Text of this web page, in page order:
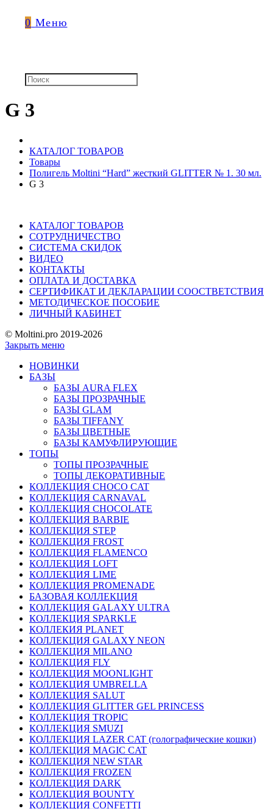
0 Меню
G 3
КАТАЛОГ ТОВАРОВ
Товары
Полигель Moltini “Hard” жесткий GLITTER № 1. 30 мл.
G 3
КАТАЛОГ ТОВАРОВ
СОТРУДНИЧЕСТВО
СИСТЕМА СКИДОК
ВИДЕО
КОНТАКТЫ
ОПЛАТА И ДОСТАВКА
СЕРТИФИКАТ И ДЕКЛАРАЦИИ СООСТВЕТСТВИЯ
МЕТОДИЧЕСКОЕ ПОСОБИЕ
ЛИЧНЫЙ КАБИНЕТ
© Moltini.pro 2019-2026
Закрыть меню
НОВИНКИ
БАЗЫ
БАЗЫ AURA FLEX
БАЗЫ ПРОЗРАЧНЫЕ
БАЗЫ GLAM
БАЗЫ TIFFANY
БАЗЫ ЦВЕТНЫЕ
БАЗЫ КАМУФЛИРУЮЩИЕ
ТОПЫ
ТОПЫ ПРОЗРАЧНЫЕ
ТОПЫ ДЕКОРАТИВНЫЕ
КОЛЛЕКЦИЯ CHOCO CAT
КОЛЛЕКЦИЯ CARNAVAL
КОЛЛЕКЦИЯ CHOCOLATE
КОЛЛЕКЦИЯ BARBIE
КОЛЛЕКЦИЯ STEP
КОЛЛЕКЦИЯ FROST
КОЛЛЕКЦИЯ FLAMENCO
КОЛЛЕКЦИЯ LOFT
КОЛЛЕКЦИЯ LIME
КОЛЛЕКЦИЯ PROMENADE
БАЗОВАЯ КОЛЛЕКЦИЯ
КОЛЛЕКЦИЯ GALAXY ULTRA
КОЛЛЕКЦИЯ SPARKLE
КОЛЛЕКИЯ PLANET
КОЛЛЕКЦИЯ GALAXY NEON
КОЛЛЕКЦИЯ MILANO
КОЛЛЕКЦИЯ FLY
КОЛЛЕКЦИЯ MOONLIGHT
КОЛЛЕКЦИЯ UMBRELLA
КОЛЛЕКЦИЯ SALUT
КОЛЛЕКЦИЯ GLITTER GEL PRINCESS
КОЛЛЕКЦИЯ TROPIC
КОЛЛЕКЦИЯ SMUZI
КОЛЛЕКЦИЯ LAZER CAT (голографические кошки)
КОЛЛЕКЦИЯ MAGIC CAT
КОЛЛЕКЦИЯ NEW STAR
КОЛЛЕКЦИЯ FROZEN
КОЛЛЕКЦИЯ DARK
КОЛЛЕКЦИЯ BOUNTY
КОЛЛЕКЦИЯ CONFETTI